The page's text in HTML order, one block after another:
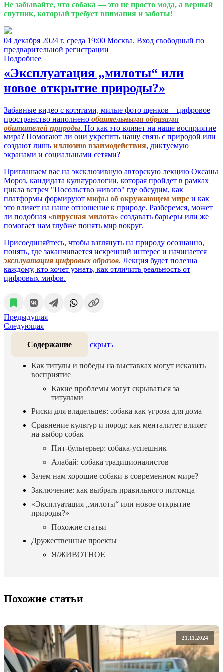
Не забывайте, что собака — это не просто мода, а верный
спутник, который требует внимания и заботы!
04 декабря 2024 г. среда 19:00 Москва. Вход свободный по
предварительной регистрации
Подробнее
«Эксплуатация „милоты“ или
новое открытие природы?»
Забавные видео с котятами, милые фото щенков – цифровое
пространство наполнено обаятельными образами
обитателей природы. Но как это влияет на наше восприятие
мира? Помогают ли они укрепить нашу связь с природой или
создают лишь иллюзию взаимодействия, диктуемую
экранами и социальными сетями?
Приглашаем вас на эксклюзивную авторскую лекцию Оксаны
Мороз, кандидата культурологии, которая пройдет в рамках
цикла встреч "Посольство живого" где обсудим, как
платформы формируют мифы об окружающем мире и как
это влияет на наше отношение к природе. Разберемся, может
ли подобная «вирусная милота» создавать барьеры или же
помогает нам глубже понять мир вокруг.
Присоединяйтесь, чтобы взглянуть на природу осознанно,
понять, где заканчивается искренний интерес и начинается
эксплуатация цифровых образов. Лекция будет полезна
каждому, кто хочет узнать, как отличить реальность от
цифровых мифов.
Предыдущая
Следующая
Содержание скрыть
Как титулы и победы на выставках могут исказить
восприятие
Какие проблемы могут скрываться за
титулами
Риски для владельцев: собака как угроза для дома
Сравнение культур и пород: как менталитет влияет
на выбор собак
Пит-бультерьер: собака-успешник
Алабай: собака традиционалистов
Зачем нам хорошие собаки в современном мире?
Заключение: как выбрать правильного питомца
«Эксплуатация „милоты“ или новое открытие
природы?»
Похожие статьи
Дружественные проекты
Я/ЖИВОТНОЕ
Похожие статьи
21.11.2024